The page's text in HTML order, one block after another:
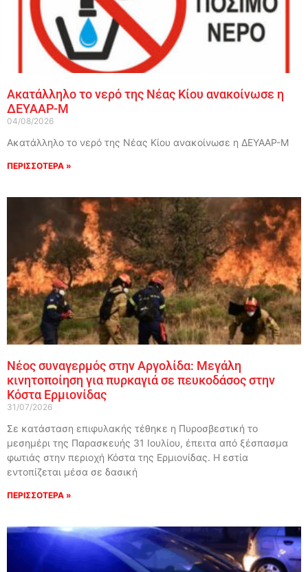
Ακατάλληλο το νερό της Νέας Κίου ανακοίνωσε η
ΔΕΥΑΑΡ-Μ
04/08/2026
Ακατάλληλο το νερό της Νέας Κίου ανακοίνωσε η ΔΕΥΑΑΡ-Μ
ΠΕΡΙΣΣΟΤΕΡΑ »
Νέος συναγερμός στην Αργολίδα: Μεγάλη
κινητοποίηση για πυρκαγιά σε πευκοδάσος στην
Κόστα Ερμιονίδας
31/07/2026
Σε κατάσταση επιφυλακής τέθηκε η Πυροσβεστική το
μεσημέρι της Παρασκευής 31 Ιουλίου, έπειτα από ξέσπασμα
φωτιάς στην περιοχή Κόστα της Ερμιονίδας. Η εστία
εντοπίζεται μέσα σε δασική
ΠΕΡΙΣΣΟΤΕΡΑ »